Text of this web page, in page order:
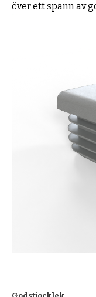
över ett spann av